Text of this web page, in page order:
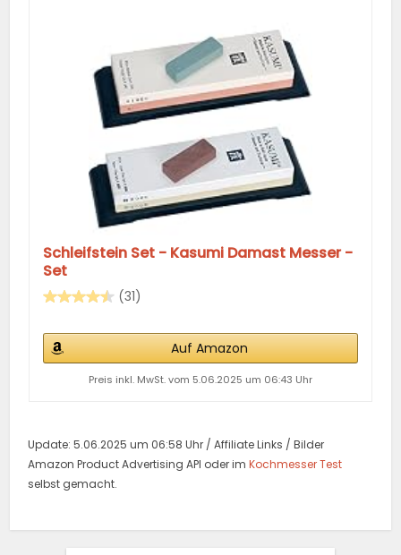
Schleifstein Set - Kasumi Damast Messer -
Set
(31)
Auf Amazon
Preis inkl. MwSt. vom 5.06.2025 um 06:43 Uhr
Update: 5.06.2025 um 06:58 Uhr / Affiliate Links / Bilder
Amazon Product Advertising API oder imKochmesser Test
selbst gemacht.